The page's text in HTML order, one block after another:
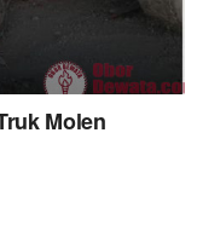
Molen